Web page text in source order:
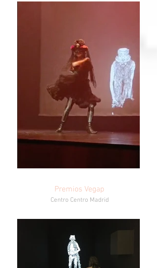
Premios Vegap
Centro Centro Madrid